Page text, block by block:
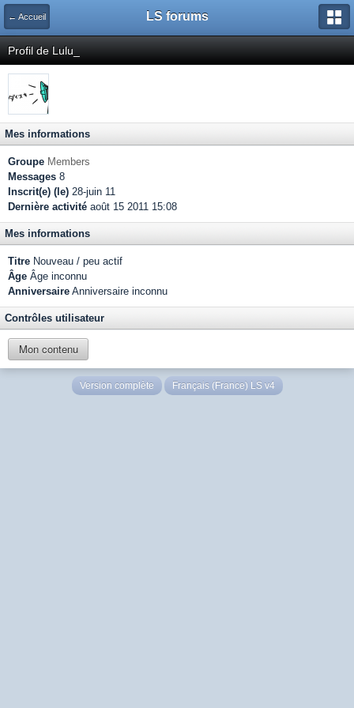
← Accueil LS forums
Profil de Lulu_
Mes informations
Groupe Members
Messages 8
Inscrit(e) (le) 28-juin 11
Dernière activité août 15 2011 15:08
Mes informations
Titre Nouveau / peu actif
Âge Âge inconnu
Anniversaire Anniversaire inconnu
Contrôles utilisateur
Mon contenu
Version complète Français (France) LS v4